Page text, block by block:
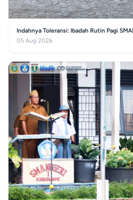
Indahnya Toleransi: Ibadah Rutin Pagi
05 Aug 2026